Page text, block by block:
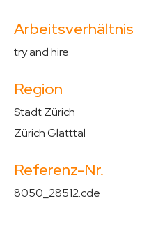
Arbeitsverhältnis
try and hire
Region
Stadt Zürich
Zürich Glatttal
Referenz-Nr.
8050_28512.cde